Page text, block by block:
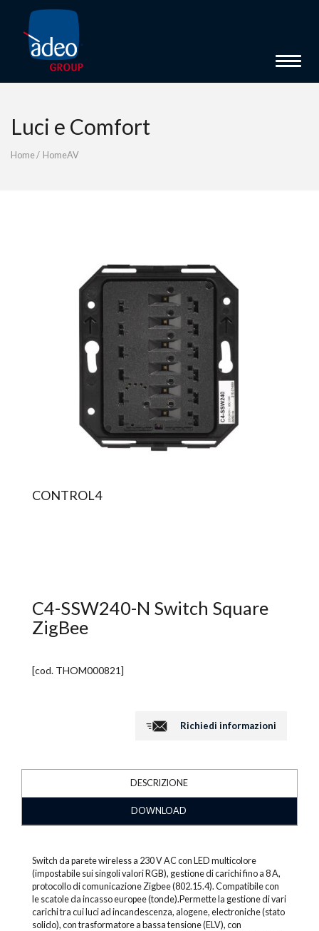
Toggle
Luci e Comfort
Home/ HomeAV
CONTROL4
C4-SSW240-N Switch Square
ZigBee
[cod. THOM000821]
Richiedi informazioni
DESCRIZIONE
DOWNLOAD
Switch da parete wireless a 230 V AC con LED multicolore
(impostabile sui singoli valori RGB), gestione di carichi fino a 8 A,
protocollo di comunicazione Zigbee (802.15.4). Compatibile con
le scatole da incasso europee (tonde).Permette la gestione di vari
carichi tra cui luci ad incandescenza, alogene, electroniche (stato
solido), con trasformatore a bassa tensione (ELV), con